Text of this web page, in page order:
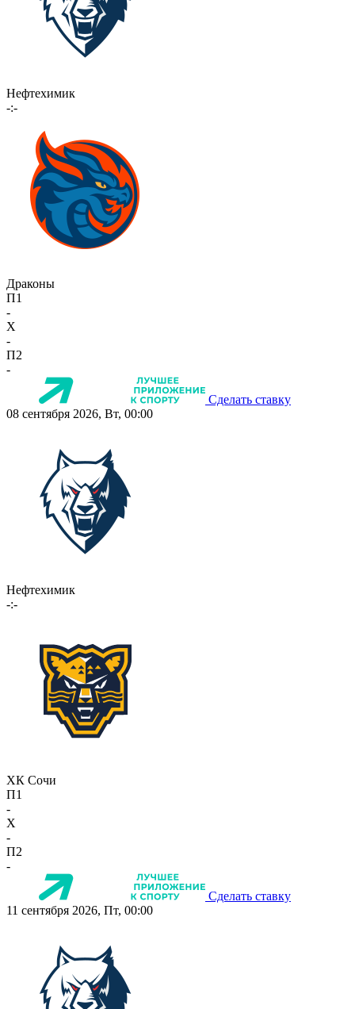
Нефтехимик
-:-
Драконы
П1
-
X
-
П2
-
Сделать ставку
08 сентября 2026, Вт, 00:00
Нефтехимик
-:-
ХК Сочи
П1
-
X
-
П2
-
Сделать ставку
11 сентября 2026, Пт, 00:00